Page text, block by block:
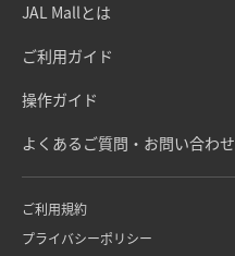
JAL Mallとは
ご利用ガイド
操作ガイド
よくあるご質問・お問い合わせ
ご利用規約
プライバシーポリシー